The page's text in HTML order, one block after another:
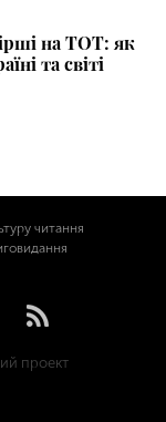
на ТОТ: як
та світі
читання
проект